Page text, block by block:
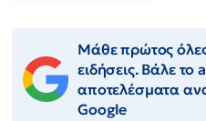
Μάθε πρώτος όλες
ειδήσεις. Βάλε
αποτελέσματα
Google